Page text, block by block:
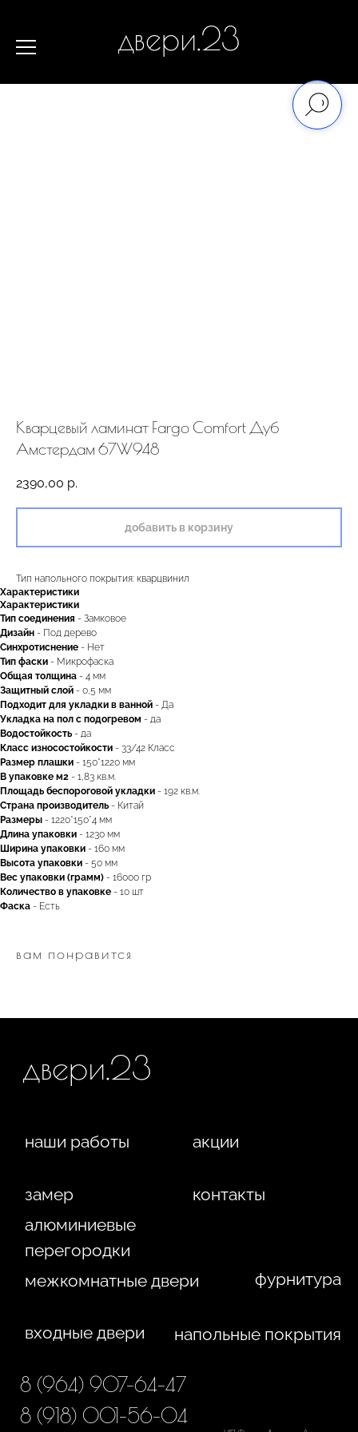
двери.23
Кварцевый ламинат Fargo Comfort Дуб
Амстердам 67W948
2390,00 р.
добавить в корзину
Тип напольного покрытия: кварцвинил
Характеристики
Характеристики
Тип соединения - Замковое
Дизайн - Под дерево
Синхротиснение - Нет
Тип фаски - Микрофаска
Общая толщина - 4 мм
Защитный слой - 0,5 мм
Подходит для укладки в ванной - Да
Укладка на пол c подогревом - да
Водостойкость - да
Класс износостойкости - 33/42 Класс
Размер плашки - 150*1220 мм
В упаковке м2 - 1,83 кв.м.
Площадь беспороговой укладки - 192 кв.м.
Страна производитель - Китай
Размеры - 1220*150*4 мм
Длина упаковки - 1230 мм
Ширина упаковки - 160 мм
Высота упаковки - 50 мм
Вес упаковки (грамм) - 16000 гр
Количество в упаковке - 10 шт
Фаска - Есть
вам понравится
двери.23
напольные покрытия
входные двери
замер
наши работы
Политика конфиденциальности
алюминиевые
перегородки
публичной офертой, определяемой положениями
статьи 437 ГК РФ. Отправляя сведения через любую
электронную форму на этом сайте, вы даете согласие